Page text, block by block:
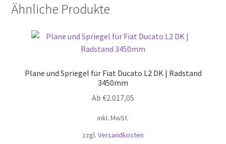
Ähnliche Produkte
Plane und Spriegel für Fiat Ducato L2 DK | Radstand
3450mm
Ab €2.017,05
inkl. MwSt.
zzgl. Versandkosten